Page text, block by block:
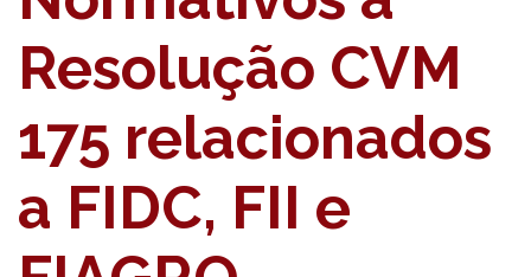
Resolução CVM
175 relacionados
a FIDC, FII e